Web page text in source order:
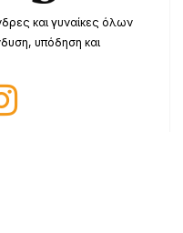
και γυναίκες όλων
υπόδηση και